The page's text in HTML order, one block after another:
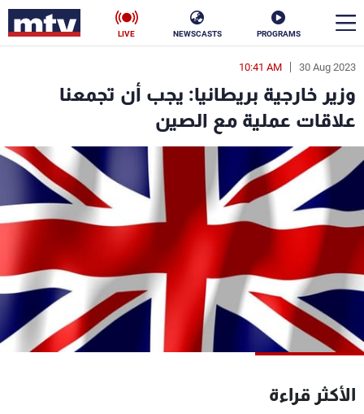
PROGRAMS
NEWSCASTS
LIVE
30 Aug 2023
10:41 AM
وزير خارجية بريطانيا: يجب أن تجمعنا
علاقات عملية مع الصين
الأكثر قراءة
en
الأخبار
سياسة ناس
إقتصاد فن
منوعات رياضة
كأس العالم
البرامج
جدول البرامج
شاهد البرامج
الترددات